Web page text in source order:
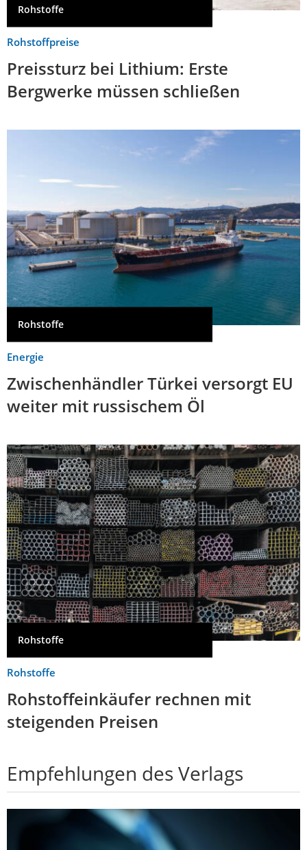
Rohstoffe
Rohstoffpreise
Preissturz bei Lithium: Erste
Bergwerke müssen schließen
Rohstoffe
Energie
Zwischenhändler Türkei versorgt EU
weiter mit russischem Öl
Rohstoffe
Rohstoffe
Rohstoffeinkäufer rechnen mit
steigenden Preisen
Empfehlungen des Verlags